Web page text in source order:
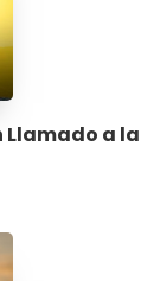
Llamado a la